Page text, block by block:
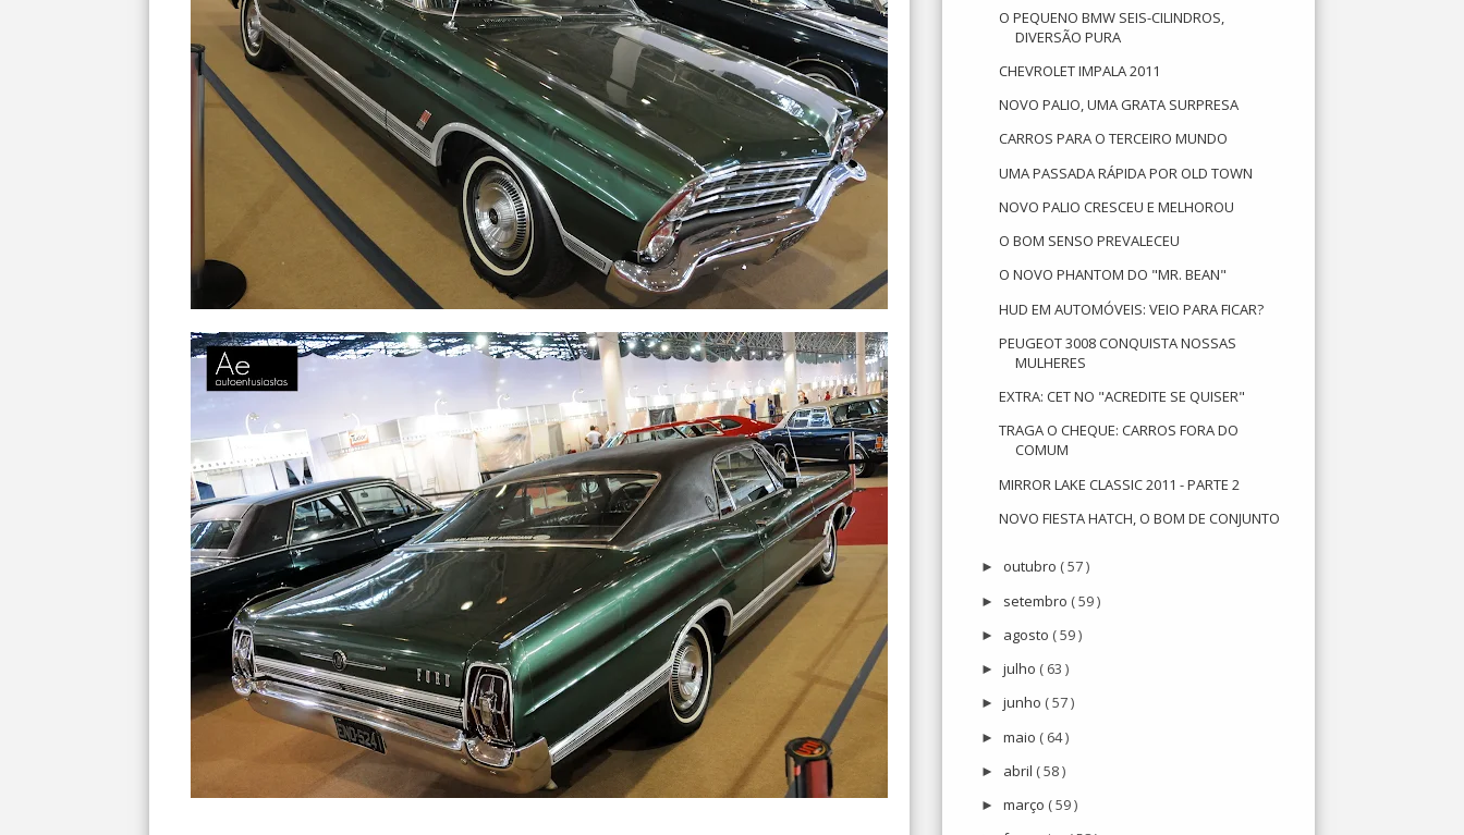
O PEQUENO BMW SEIS-CILINDROS,
DIVERSÃO PURA
CHEVROLET IMPALA 2011
NOVO PALIO, UMA GRATA SURPRESA
CARROS PARA O TERCEIRO MUNDO
UMA PASSADA RÁPIDA POR OLD TOWN
NOVO PALIO CRESCEU E MELHOROU
O BOM SENSO PREVALECEU
O NOVO PHANTOM DO "MR. BEAN"
HUD EM AUTOMÓVEIS: VEIO PARA FICAR?
PEUGEOT 3008 CONQUISTA NOSSAS
MULHERES
EXTRA: CET NO "ACREDITE SE QUISER"
TRAGA O CHEQUE: CARROS FORA DO
COMUM
MIRROR LAKE CLASSIC 2011 - PARTE 2
NOVO FIESTA HATCH, O BOM DE CONJUNTO
► outubro ( 57 )
► setembro ( 59 )
► agosto ( 59 )
►julho ( 63 )
►junho ( 57 )
►maio ( 64 )
► abril ( 58 )
►março ( 59 )